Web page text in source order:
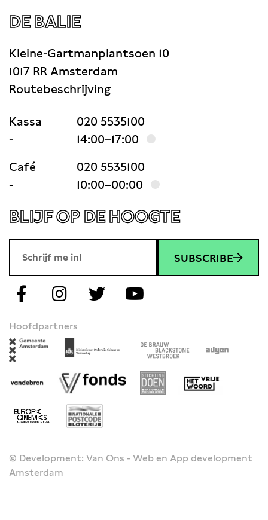
DE BALIE
Kleine-Gartmanplantsoen 10
1017 RR Amsterdam
Routebeschrijving
Kassa
020 5535100
-
14:00–17:00
Café
020 5535100
-
10:00–00:00
BLIJF OP DE HOOGTE
SUBSCRIBE
Hoofdpartners
© Development: Van Ons - Web en App development
Amsterdam